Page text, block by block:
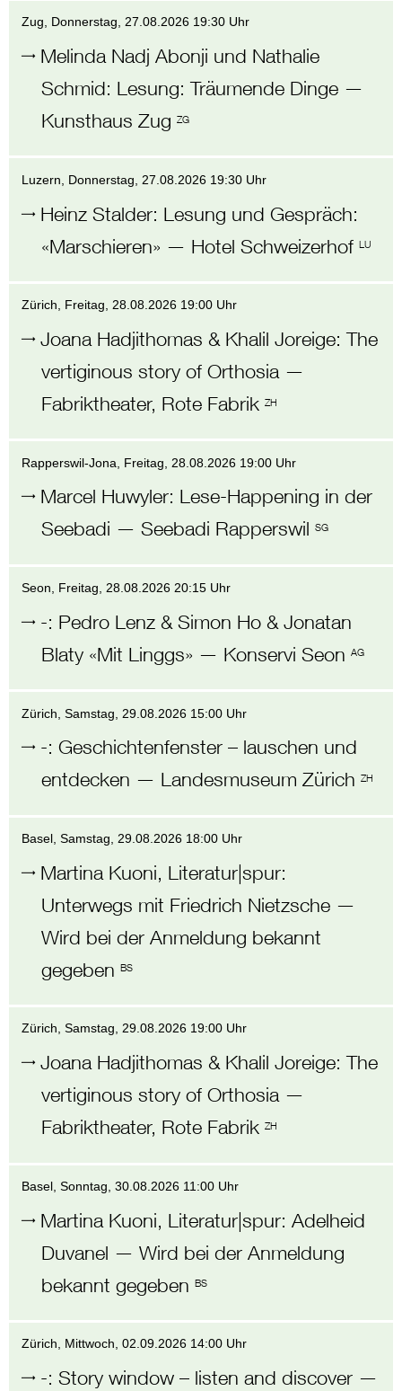
Zug, Donnerstag,27.08.2026 19:30 Uhr
Melinda Nadj Abonji und Nathalie
Schmid: Lesung: Träumende Dinge—
Kunsthaus Zug ZG
Luzern , Donnerstag, 27.08.2026 19:30 Uhr
Heinz Stalder: Lesung und Gespräch:
«Marschieren» — Hotel Schweizerhof LU
Zürich , Freitag, 28.08.2026 19:00 Uhr
Joana Hadjithomas & Khalil Joreige:The
vertiginous story of Orthosia—
Fabriktheater, Rote Fabrik ZH
Rapperswil-Jona , Freitag, 28.08.2026 19:00 Uhr
Marcel Huwyler: Lese-Happening in der
Seebadi — Seebadi Rapperswil SG
Seon , Freitag, 28.08.2026 20:15 Uhr
-: Pedro Lenz & Simon Ho & Jonatan
Blaty «Mit Linggs» — Konservi Seon AG
Zürich , Samstag, 29.08.2026 15:00 Uhr
-:Geschichtenfenster – lauschen und
entdecken — Landesmuseum Zürich ZH
Basel , Samstag, 29.08.2026 18:00 Uhr
Martina Kuoni, Literatur|spur:
Unterwegs mit Friedrich Nietzsche—
Wird bei der Anmeldung bekannt
gegeben
BS
Zürich, Samstag,29.08.2026 19:00 Uhr
Joana Hadjithomas & Khalil Joreige:The
vertiginous story of Orthosia—
Fabriktheater, Rote Fabrik ZH
Basel , Sonntag,30.08.2026 11:00 Uhr
Martina Kuoni, Literatur|spur:Adelheid
Duvanel — Wird bei der Anmeldung
bekannt gegeben
BS
Zürich, Mittwoch,02.09.2026 14:00 Uhr
-:Story window – listen and discover —